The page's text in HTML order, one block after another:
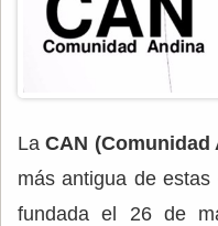
LaCAN (Comunidad
más antigua de
fundada el 26 de